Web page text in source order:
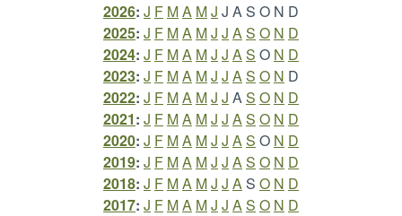
2026: J F MA MJ J AS O N D
2025: J F MA MJ J AS O N D
2024: J F MA MJ J AS O N D
2023: J F MA MJ J AS O N D
2022: J F MA MJ J AS O N D
2021: J F MA MJ J AS O N D
2020: J F MA MJ J AS O N D
2019: J F MA MJ J AS O N D
2018: J F MA MJ J AS O N D
2017: J F MA MJ J AS O N D